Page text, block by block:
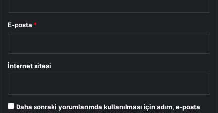
E-posta *
İnternet sitesi
Daha sonraki yorumlarımda kullanılması için adım, e-posta